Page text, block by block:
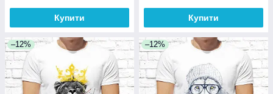
Купити Купити
–12% –12%